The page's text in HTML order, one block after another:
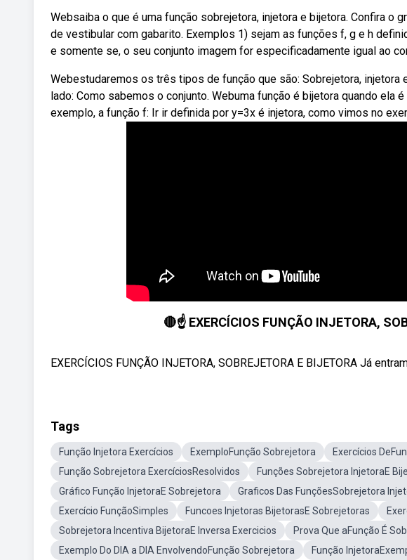
Websaiba o que é uma função sobrejetora, injetora e bijetora. Confira o
de vestibular com gabarito. Exemplos 1) sejam as funções f, g e h
e somente se, o seu conjunto imagem for especificadamente igual ao
Webestudaremos os três tipos de função que são: Sobrejetora, injetora
lado: Como sabemos o conjunto. Webuma função é bijetora quando ela
exemplo, a função f: Ir ir definida por y=3x é injetora, como vimos no
🔴☝️ EXERCÍCIOS FUNÇÃO INJETORA,
EXERCÍCIOS FUNÇÃO INJETORA, SOBREJETORA E BIJETORA Já
Tags
Função Injetora Exercícios ExemploFunção Sobrejetora
Exercícios
Função Sobrejetora ExercíciosResolvidos
Funções Sobrejetora InjetoraE
Gráfico Função InjetoraE Sobrejetora
Graficos Das FunçõesSobrejetora
Exercício FunçãoSimples
Funcoes Injetoras BijetorasE Sobrejetoras
Sobrejetora Incentiva BijetoraE Inversa Exercicios
Prova Que aFunção É
Exemplo Do DIA a DIA EnvolvendoFunção Sobrejetora
Função